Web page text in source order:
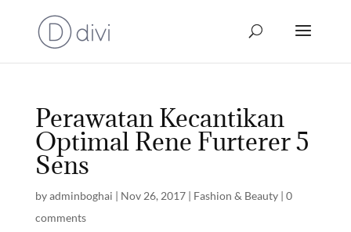
Perawatan Kecantikan
Optimal Rene Furterer 5
Sens
byadminboghai | Nov 26, 2017| Fashion & Beauty| 0
comments